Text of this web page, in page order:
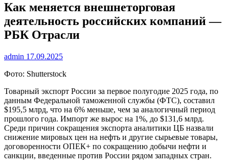
Как меняется внешнеторговая
деятельность российских компаний —
РБК Отрасли
admin 17.09.2025
Фото: Shutterstock
Товарный экспорт России за первое полугодие 2025 года, по
данным Федеральной таможенной службы (ФТС), составил
$195,5 млрд, что на 6% меньше, чем за аналогичный период
прошлого года. Импорт же вырос на 1%, до $131,6 млрд.
Среди причин сокращения экспорта аналитики ЦБ назвали
снижение мировых цен на нефть и другие сырьевые товары,
договоренности ОПЕК+ по сокращению добычи нефти и
санкции, введенные против России рядом западных стран.